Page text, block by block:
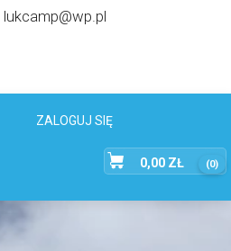
lukcamp@wp.pl
ZALOGUJ SIĘ
0,00 ZŁ (0)